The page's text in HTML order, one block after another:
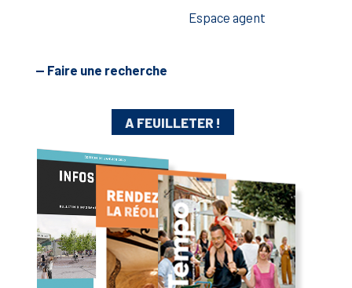
Espace agent
— Faire une recherche
A FEUILLETER !